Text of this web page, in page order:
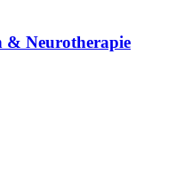
& Neurotherapie